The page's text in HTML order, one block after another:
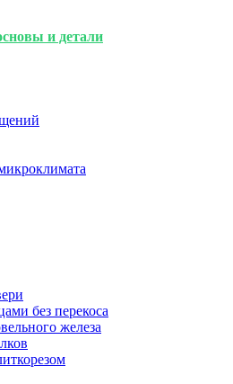
и детали
без перекоса
железа